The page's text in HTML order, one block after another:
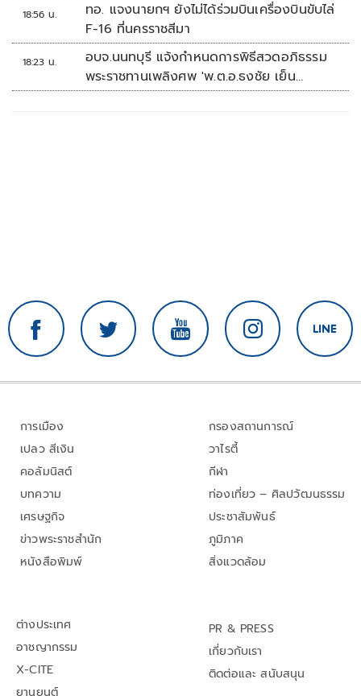
18:56 น.
ทอ. แจงนายกฯ ยังไม่ได้ร่วมบินเครื่องบินขับไล่
F-16 ที่นครราชสีมา
18:23 น.
อบจ.นนทบุรี แจ้งกำหนดการพิธีสวดอภิธรรม
พระราชทานเพลิงศพ 'พ.ต.อ.ธงชัย เย็น
ประเสริฐ'
การเมือง
เปลว สีเงิน
คอลัมนิสต์
บทความ
เศรษฐกิจ
ข่าวพระราชสำนัก
หนังสือพิมพ์
กรองสถานการณ์
วาไรตี้
กีฬา
ท่องเที่ยว – ศิลปวัฒนธรรม
ประชาสัมพันธ์
ภูมิภาค
สิ่งแวดล้อม
ต่างประเทศ
อาชญากรรม
X-CITE
ยานยนต์
PR & PRESS
เกี่ยวกับเรา
ติดต่อและ สนับสนุน